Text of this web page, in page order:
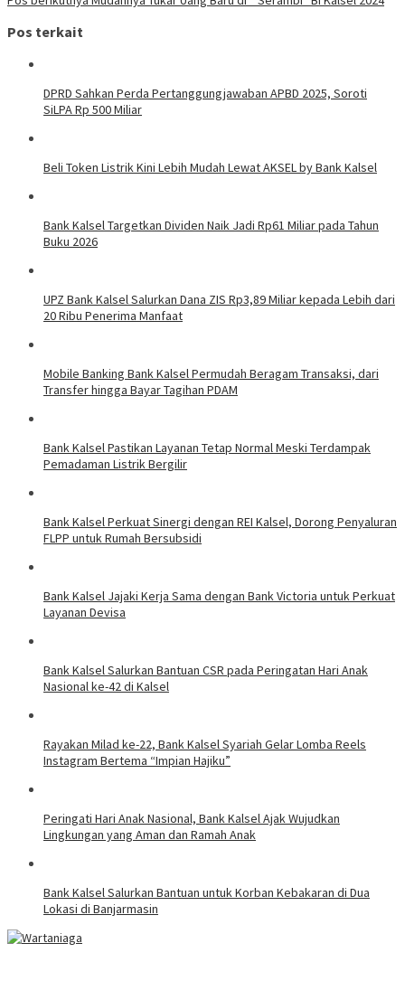
Pos terkait
DPRD Sahkan Perda Pertanggungjawaban APBD 2025, Soroti
SiLPA Rp 500 Miliar
Beli Token Listrik Kini Lebih Mudah Lewat AKSEL by Bank Kalsel
Bank Kalsel Targetkan Dividen Naik Jadi Rp61 Miliar pada Tahun
Buku 2026
UPZ Bank Kalsel Salurkan Dana ZIS Rp3,89 Miliar kepada Lebih dari
20 Ribu Penerima Manfaat
Mobile Banking Bank Kalsel Permudah Beragam Transaksi, dari
Transfer hingga Bayar Tagihan PDAM
Bank Kalsel Pastikan Layanan Tetap Normal Meski Terdampak
Pemadaman Listrik Bergilir
Bank Kalsel Perkuat Sinergi dengan REI Kalsel, Dorong Penyaluran
FLPP untuk Rumah Bersubsidi
Bank Kalsel Jajaki Kerja Sama dengan Bank Victoria untuk Perkuat
Layanan Devisa
Bank Kalsel Salurkan Bantuan CSR pada Peringatan Hari Anak
Nasional ke-42 di Kalsel
Rayakan Milad ke-22, Bank Kalsel Syariah Gelar Lomba Reels
Instagram Bertema “Impian Hajiku”
Peringati Hari Anak Nasional, Bank Kalsel Ajak Wujudkan
Lingkungan yang Aman dan Ramah Anak
Bank Kalsel Salurkan Bantuan untuk Korban Kebakaran di Dua
Lokasi di Banjarmasin